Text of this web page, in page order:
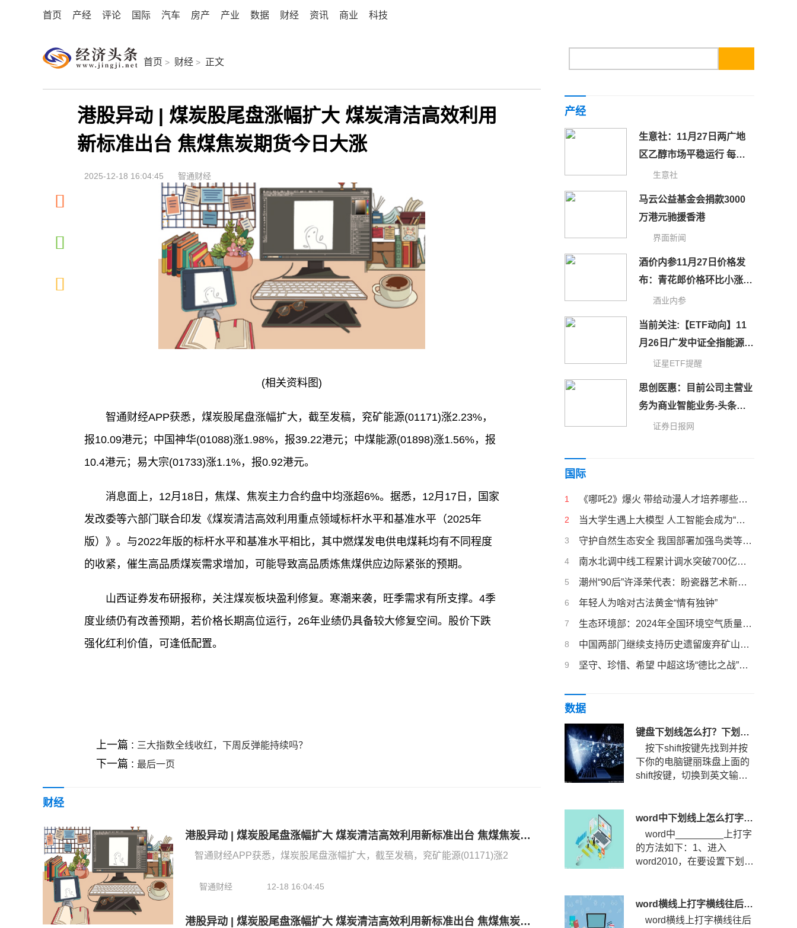
首页 产经 评论 国际 汽车 房产 产业 数据 财经 资讯 商业 科技
首页 > 财经 > 正文
港股异动 | 煤炭股尾盘涨幅扩大 煤炭清洁高效利用
新标准出台 焦煤焦炭期货今日大涨
2025-12-18 16:04:45 智通财经
(相关资料图)
智通财经APP获悉，煤炭股尾盘涨幅扩大，截至发稿，兖矿能源(01171)涨2.23%，
报10.09港元；中国神华(01088)涨1.98%，报39.22港元；中煤能源(01898)涨1.56%，报
10.4港元；易大宗(01733)涨1.1%，报0.92港元。
消息面上，12月18日，焦煤、焦炭主力合约盘中均涨超6%。据悉，12月17日，国家
发改委等六部门联合印发《煤炭清洁高效利用重点领域标杆水平和基准水平（2025年
版）》。与2022年版的标杆水平和基准水平相比，其中燃煤发电供电煤耗均有不同程度
的收紧，催生高品质煤炭需求增加，可能导致高品质炼焦煤供应边际紧张的预期。
山西证券发布研报称，关注煤炭板块盈利修复。寒潮来袭，旺季需求有所支撑。4季
度业绩仍有改善预期，若价格长期高位运行，26年业绩仍具备较大修复空间。股价下跌
强化红利价值，可逢低配置。
上一篇 : 三大指数全线收红，下周反弹能持续吗？
下一篇 : 最后一页
财经
港股异动 | 煤炭股尾盘涨幅扩大 煤炭清洁高效利用新标准出台 焦煤焦炭期货今日大涨
智通财经APP获悉，煤炭股尾盘涨幅扩大，截至发稿，兖矿能源(01171)涨2
智通财经 12-18 16:04:45
港股异动 | 煤炭股尾盘涨幅扩大 煤炭清洁高效利用新标准出台 焦煤焦炭期货今日大涨
产经
生意社：11月27日两广地
区乙醇市场平稳运行 每日
时讯生意社
马云公益基金会捐款3000
万港元驰援香港
界面新闻
酒价内参11月27日价格发
布：青花郎价格环比小涨2
元/瓶，逆风上扬
酒业内参
当前关注:【ETF动向】11
月26日广发中证全指能源
ETF基金跌0.94%
证星ETF提醒
思创医惠：目前公司主营业
务为商业智能业务-头条焦
证券日报网
国际
1 《哪吒2》爆火 带给动漫人才培养哪些启示
2 当大学生遇上大模型 人工智能会成为“偷懒神器”吗？
3 守护自然生态安全 我国部署加强鸟类等野生动植物保护
4 南水北调中线工程累计调水突破700亿立方米
5 潮州“90后”许泽荣代表：盼瓷器艺术新品燃爆全球
6 年轻人为啥对古法黄金“情有独钟”
7 生态环境部：2024年全国环境空气质量稳中向好
8 中国两部门继续支持历史遗留废弃矿山生态修复
9 坚守、珍惜、希望 中超这场“德比之战”的三重叙事
数据
键盘下划线怎么打？下划线快捷键是哪个？
按下shift按键先找到并按
下你的电脑键丽珠盘上面的
shift按键，切换到英文输入
word中下划线上怎么打字？下划线怎么固定不随字走？
word中_________上打字
的方法如下：1、进入
word2010，在要设置下划线
word横线上打字横线往后移怎么办？word横线上打字怎么居中？
word横线上打字横线往后